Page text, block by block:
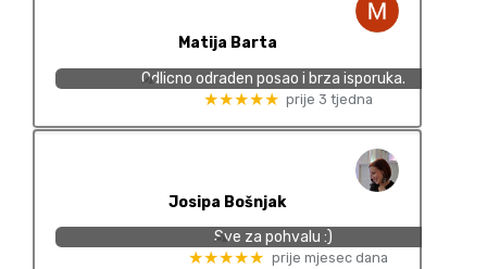
Matija Barta
Odlicno odraden posao i brza isporuka.
★★★★★ prije 3 tjedna
Josipa Bošnjak
Sve za pohvalu :)
★★★★★ prije mjesec dana